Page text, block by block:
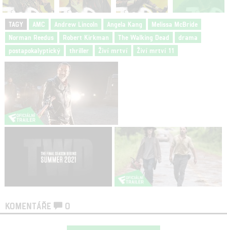
TAGY AMC Andrew Lincoln Angela Kang
Melissa McBride
Norman Reedus
Robert Kirkman The Walking Dead
drama
postapokalyptický
thriller Živí mrtví Živí mrtví 11
KOMENTÁŘE 0